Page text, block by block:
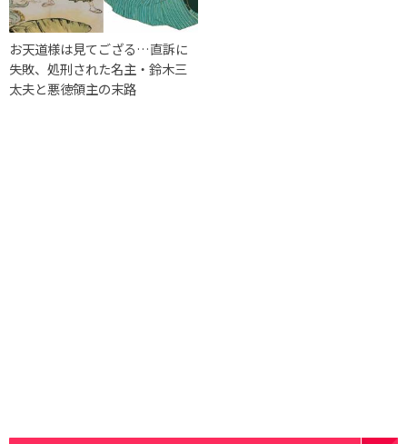
お天道様は見てござる…直訴に
失敗、処刑された名主・鈴木三
太夫と悪徳領主の末路